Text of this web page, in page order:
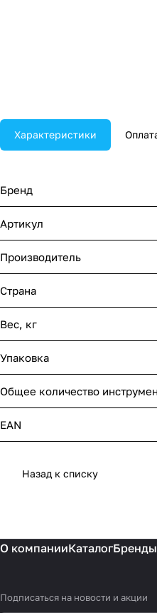
Характеристики
Бренд
Артикул
Производитель
Страна
Вес, кг
Упаковка
Общее количество
EAN
Назад к списку
О компанииКаталогБренды
Подписаться на новости и акции